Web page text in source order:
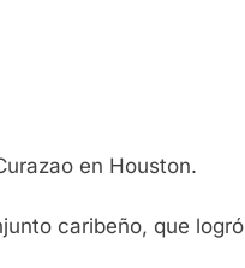
en Houston.
caribeño, que logró